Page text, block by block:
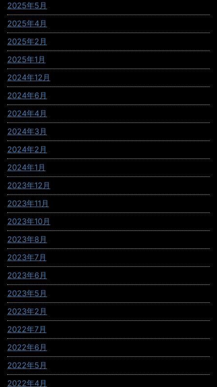
2025年5月
2025年4月
2025年2月
2025年1月
2024年12月
2024年6月
2024年4月
2024年3月
2024年2月
2024年1月
2023年12月
2023年11月
2023年10月
2023年8月
2023年7月
2023年6月
2023年5月
2023年2月
2022年7月
2022年6月
2022年5月
2022年4月